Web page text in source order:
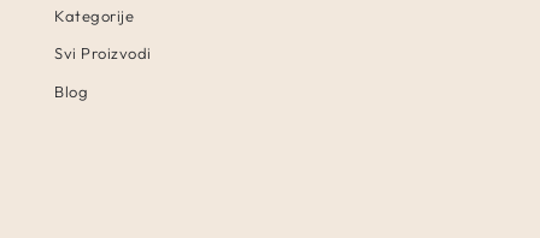
Kategorije
Svi Proizvodi
Blog